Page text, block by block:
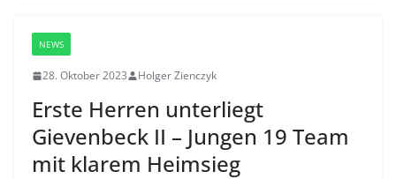
NEWS
28. Oktober 2023 Holger Zienczyk
Erste Herren unterliegt
Gievenbeck II – Jungen 19 Team
mit klarem Heimsieg